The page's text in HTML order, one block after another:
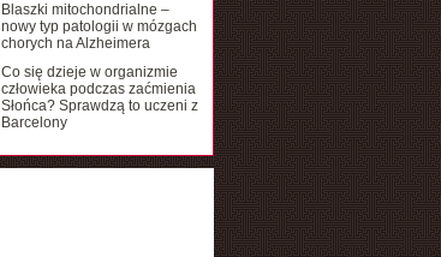
Blaszki mitochondrialne –
nowy typ patologii w mózgach
chorych na Alzheimera
Co się dzieje w organizmie
człowieka podczas zaćmienia
Słońca? Sprawdzą to uczeni z
Barcelony